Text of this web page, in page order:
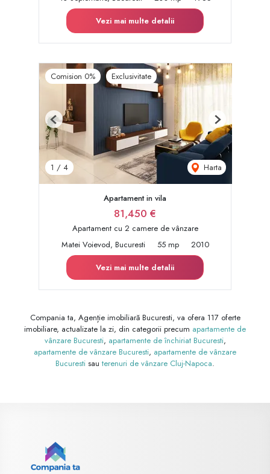
Vezi mai multe detalii
Comision 0% Exclusivitate
1 / 4 Harta
Previous Next
Apartament in vila
81,450 €
Apartament cu 2 camere de vânzare
Matei Voievod, Bucuresti
55 mp
2010
Vezi mai multe detalii
Compania ta, Agenție imobiliară Bucuresti, va ofera 117 oferte
imobiliare, actualizate la zi, din categorii precum apartamente de
vânzare Bucuresti, apartamente de închiriat Bucuresti,
apartamente de vânzare Bucuresti, apartamente de vânzare
Bucuresti sau terenuri de vânzare Cluj-Napoca.